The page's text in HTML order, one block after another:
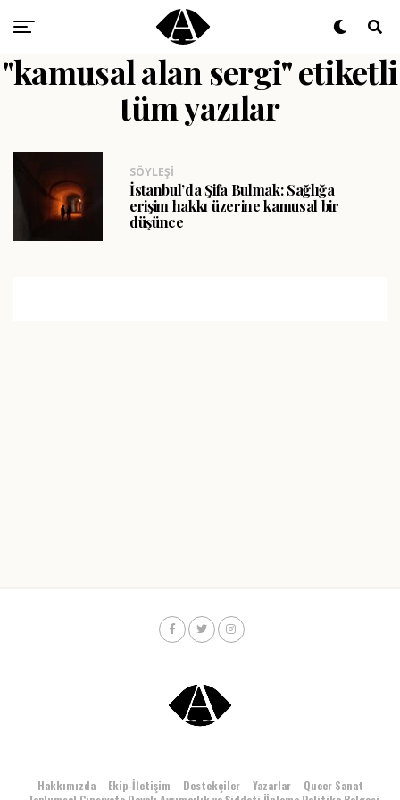
"kamusal alan sergi" etiketli
tüm yazılar
SÖYLEŞI
İstanbul’da Şifa Bulmak: Sağlığa
erişim hakkı üzerine kamusal bir
düşünce
Hakkımızda Ekip-İletişim Destekçiler Yazarlar
Queer Sanat